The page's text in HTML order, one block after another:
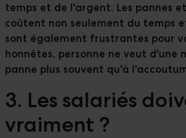
temps et de l'argent. Les pannes
coûtent non seulement du temps
sont également frustrantes pour
honnêtes, personne ne veut d'une
panne plus souvent qu'à
3. Les salariés
vraiment ?